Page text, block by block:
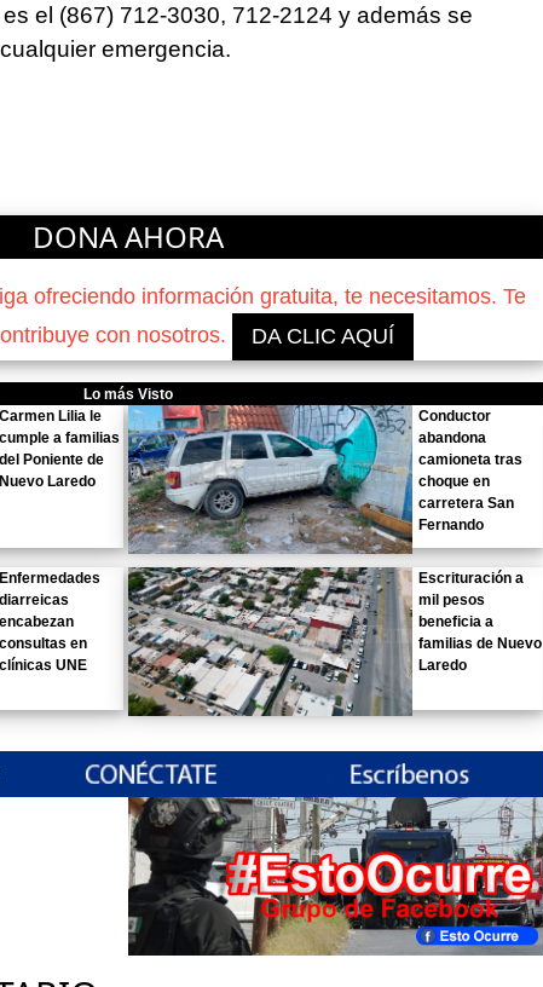
el (867) 712-3030, 712-2124 y además se
emergencia.
DONA AHORA
ofreciendo información gratuita, te necesitamos. Te
con nosotros.
DA CLIC AQUÍ
Lo más Visto
Carmen Lilia le
cumple a familias
del Poniente de
Nuevo Laredo
Conductor
abandona
camioneta tras
choque en
carretera San
Fernando
Enfermedades
diarreicas
encabezan
consultas en
clínicas UNE
Escrituración a
mil pesos
beneficia a
familias de Nuevo
Laredo